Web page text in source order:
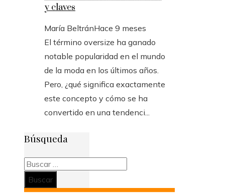
y claves
María BeltránHace 9 meses
El término oversize ha ganado
notable popularidad en el mundo
de la moda en los últimos años.
Pero, ¿qué significa exactamente
este concepto y cómo se ha
convertido en una tendenci...
Búsqueda
Buscar: